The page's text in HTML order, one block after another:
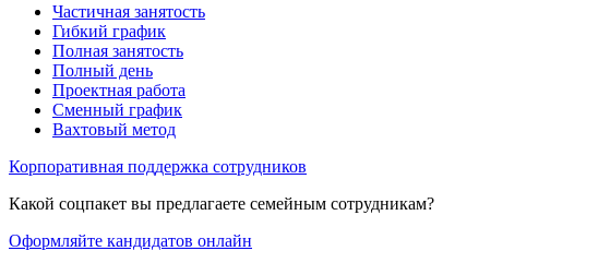
Частичная занятость
Гибкий график
Полная занятость
Полный день
Проектная работа
Сменный график
Вахтовый метод
Корпоративная поддержка сотрудников
Какой соцпакет вы предлагаете семейным сотрудникам?
Оформляйте кандидатов онлайн